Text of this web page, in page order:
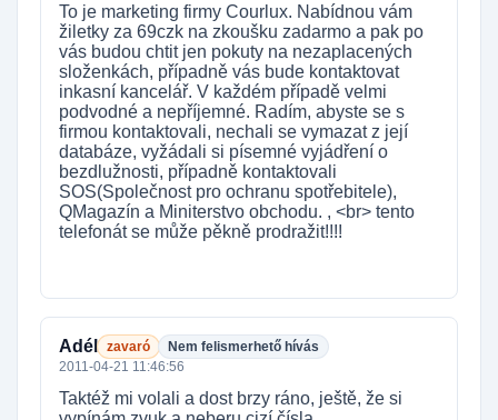
To je marketing firmy Courlux. Nabídnou vám
žiletky za 69czk na zkoušku zadarmo a pak po
vás budou chtit jen pokuty na nezaplacených
složenkách, případně vás bude kontaktovat
inkasní kancelář. V každém případě velmi
podvodné a nepříjemné. Radím, abyste se s
firmou kontaktovali, nechali se vymazat z její
databáze, vyžádali si písemné vyjádření o
bezdlužnosti, případně kontaktovali
SOS(Společnost pro ochranu spotřebitele),
QMagazín a Miniterstvo obchodu. , <br> tento
telefonát se může pěkně prodražit!!!!
Adél zavaró
Nem felismerhető hívás
2011-04-21 11:46:56
Taktéž mi volali a dost brzy ráno, ještě, že si